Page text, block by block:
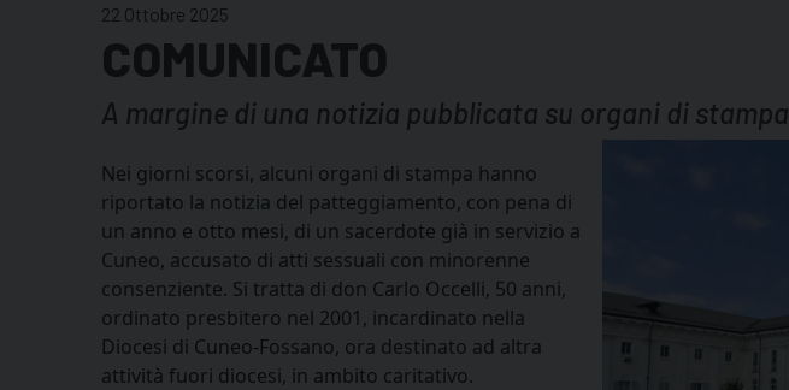
22 Ottobre 2025
COMUNICATO
A margine di una notizia pubblicata su organi di stampa
Nei giorni scorsi, alcuni organi di stampa hanno
riportato la notizia del patteggiamento, con pena di
un anno e otto mesi, di un sacerdote già in servizio a
Cuneo, accusato di atti sessuali con minorenne
consenziente. Si tratta di don Carlo Occelli, 50 anni,
ordinato presbitero nel 2001, incardinato nella
Diocesi di Cuneo-Fossano, ora destinato ad altra
attività fuori diocesi, in ambito caritativo.